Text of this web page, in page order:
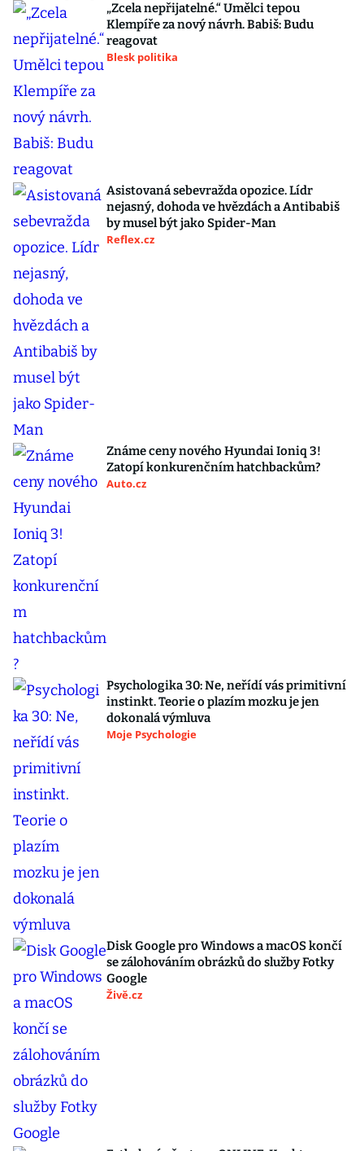
„Zcela nepřijatelné.“ Umělci tepou
Klempíře za nový návrh. Babiš: Budu
reagovat
Blesk politika
Asistovaná sebevražda opozice. Lídr
nejasný, dohoda ve hvězdách a Antibabiš
by musel být jako Spider-Man
Reflex.cz
Známe ceny nového Hyundai Ioniq 3!
Zatopí konkurenčním hatchbackům?
Auto.cz
Psychologika 30: Ne, neřídí vás primitivní
instinkt. Teorie o plazím mozku je jen
dokonalá výmluva
Moje Psychologie
Disk Google pro Windows a macOS končí
se zálohováním obrázků do služby Fotky
Google
Živě.cz